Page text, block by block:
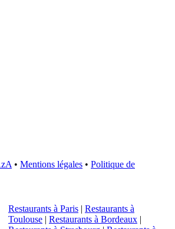
• Mentions légales • Politique de
Restaurants à Paris | Restaurants à
Toulouse | Restaurants à Bordeaux |